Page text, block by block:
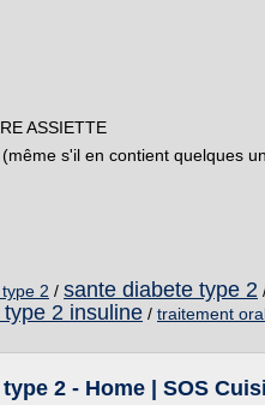
ASSIETTE
s'il en contient quelques
2 / sante diabete type 2
2 insuline / traitement
2 - Home | SOS